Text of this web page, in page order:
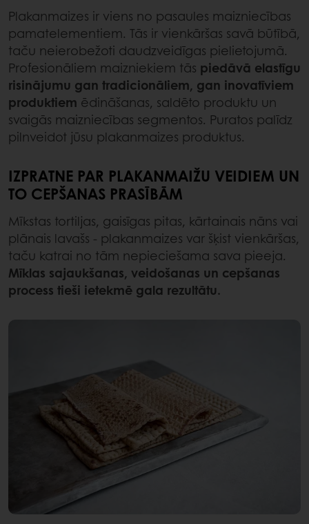
Plakanmaizes ir viens no pasaules maizniecības
pamatelementiem. Tās ir vienkāršas savā būtībā,
taču neierobežoti daudzveidīgas pielietojumā.
Profesionāliem maizniekiem tās piedāvā elastīgu
risinājumu gan tradicionāliem, gan inovatīviem
produktiem ēdināšanas, saldēto produktu un
svaigās maizniecības segmentos. Puratos palīdz
pilnveidot jūsu plakanmaizes produktus.
IZPRATNE PAR PLAKANMAIŽU VEIDIEM UN
TO CEPŠANAS PRASĪBĀM
Mīkstas tortiljas, gaisīgas pitas, kārtainais nāns vai
plānais lavašs - plakanmaizes var šķist vienkāršas,
taču katrai no tām nepieciešama sava pieeja.
Mīklas sajaukšanas, veidošanas un cepšanas
process tieši ietekmē gala rezultātu.